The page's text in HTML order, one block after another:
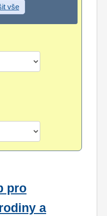
vše
pro
a